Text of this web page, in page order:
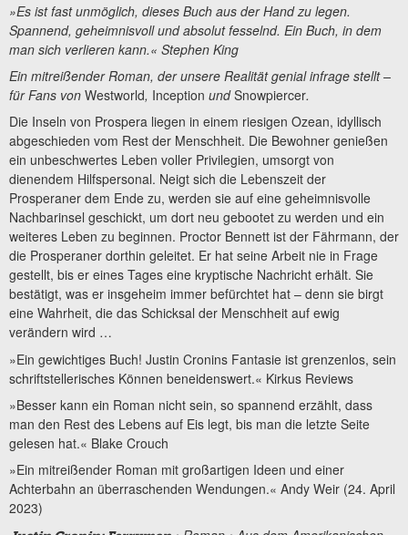
»Es ist fast unmöglich, dieses Buch aus der Hand zu legen.
Spannend, geheimnisvoll und absolut fesselnd. Ein Buch, in dem
man sich verlieren kann.« Stephen King
Ein mitreißender Roman, der unsere Realität genial infrage stellt –
für Fans von Westworld, Inception undSnowpiercer.
Die Inseln von Prospera liegen in einem riesigen Ozean, idyllisch
abgeschieden vom Rest der Menschheit. Die Bewohner genießen
ein unbeschwertes Leben voller Privilegien, umsorgt von
dienendem Hilfspersonal. Neigt sich die Lebenszeit der
Prosperaner dem Ende zu, werden sie auf eine geheimnisvolle
Nachbarinsel geschickt, um dort neu gebootet zu werden und ein
weiteres Leben zu beginnen. Proctor Bennett ist der Fährmann, der
die Prosperaner dorthin geleitet. Er hat seine Arbeit nie in Frage
gestellt, bis er eines Tages eine kryptische Nachricht erhält. Sie
bestätigt, was er insgeheim immer befürchtet hat – denn sie birgt
eine Wahrheit, die das Schicksal der Menschheit auf ewig
verändern wird …
»Ein gewichtiges Buch! Justin Cronins Fantasie ist grenzenlos, sein
schriftstellerisches Können beneidenswert.« Kirkus Reviews
»Besser kann ein Roman nicht sein, so spannend erzählt, dass
man den Rest des Lebens auf Eis legt, bis man die letzte Seite
gelesen hat.« Blake Crouch
»Ein mitreißender Roman mit großartigen Ideen und einer
Achterbahn an überraschenden Wendungen.« Andy Weir (24. April
2023)